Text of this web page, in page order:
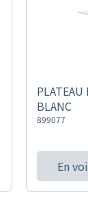
PLATEAU
BLANC
899077
En